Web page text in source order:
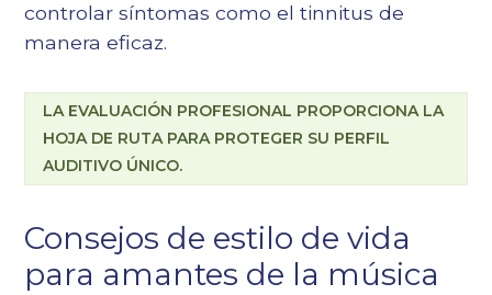
controlar síntomas como el tinnitus de
manera eficaz.
LA EVALUACIÓN PROFESIONAL PROPORCIONA LA
HOJA DE RUTA PARA PROTEGER SU PERFIL
AUDITIVO ÚNICO.
Consejos de estilo de vida
para amantes de la música